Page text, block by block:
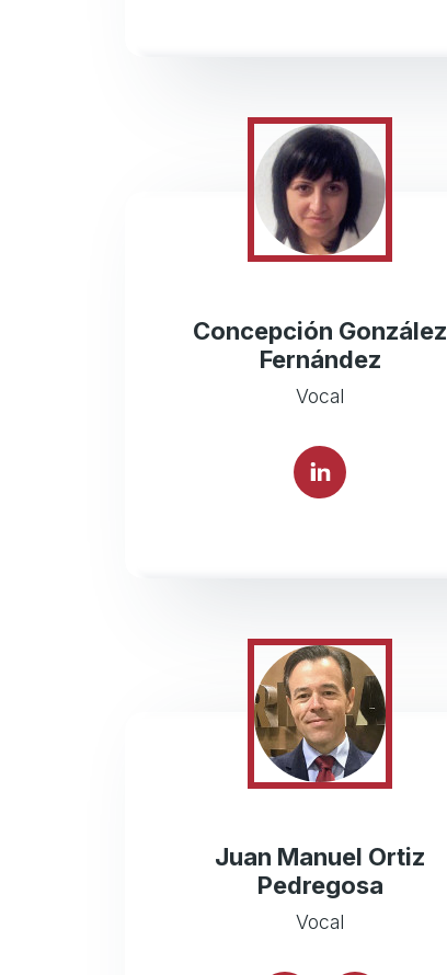
Concepción González
Fernández
Vocal
Juan Manuel Ortiz
Pedregosa
Vocal